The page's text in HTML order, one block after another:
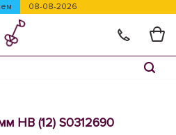
08-08-2026
HB (12) S0312690